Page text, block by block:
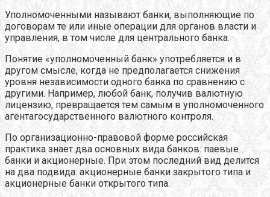
Уполномоченными называют банки, выполняющие по
договорам те или иные операции для органов власти и
управления, в том числе для центрального банка.
Понятие «уполномоченный банк» употребляется и в
другом смысле, когда не предполагается снижения
уровня независимости одного банка по сравнению с
другими. Например, любой банк, получив валютную
лицензию, превращается тем самым в уполномоченного
агентагосударственного валютного контроля.
По организационно-правовой форме российская
практика знает два основных вида банков: паевые
банки и акционерные. При этом последний вид делится
на два подвида: акционерные банки закрытого типа и
акционерные банки открытого типа.